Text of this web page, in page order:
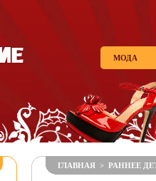
МОДА
ГЛАВНАЯ > РАННЕЕ